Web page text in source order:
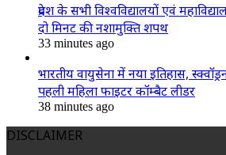
प्रदेश के सभी विश्वविद्यालयों एवं
दो मिनट की नशामुक्ति शपथ
33 minutes ago
भारतीय वायुसेना में नया इतिहास,
पहली महिला फाइटर कॉम्बैट लीडर
38 minutes ago
DISCLAIMER